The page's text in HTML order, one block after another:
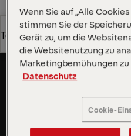
Vertriebspartner finden
Technische Daten
Technische Daten
Leichteste
1.000-kg-
Als leichteste
Hubwerk sorgt für
Zuverlässigkeit,
Wenn Sie auf „Alle
stimmen Sie der
Gerät zu, um die
die Websitenutzung zu
Marketingbemühungen
Datenschutz
Cookie-